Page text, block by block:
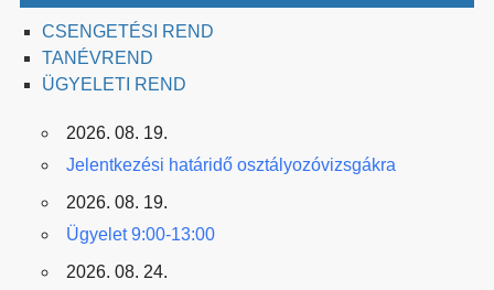
CSENGETÉSI REND
TANÉVREND
ÜGYELETI REND
2026. 08. 19.
Jelentkezési határidő osztályozóvizsgákra
2026. 08. 19.
Ügyelet 9:00-13:00
2026. 08. 24.